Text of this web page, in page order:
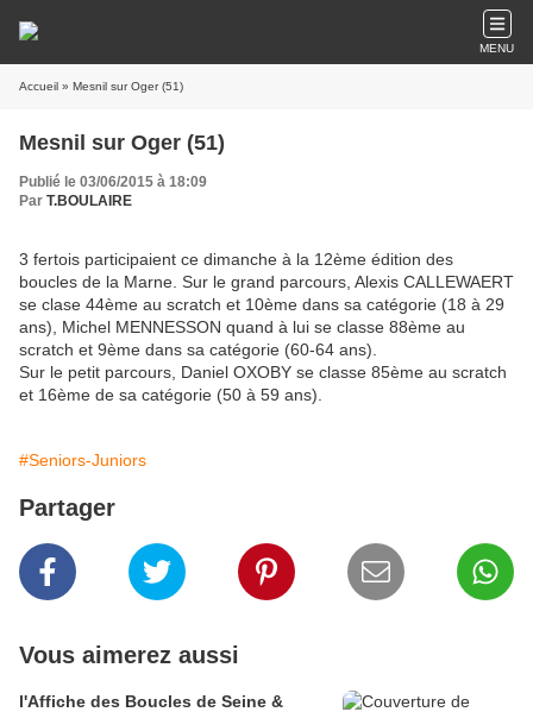
MENU
Accueil » Mesnil sur Oger (51)
Mesnil sur Oger (51)
Publié le 03/06/2015 à 18:09
Par T.BOULAIRE
3 fertois participaient ce dimanche à la 12ème édition des
boucles de la Marne. Sur le grand parcours, Alexis CALLEWAERT
se clase 44ème au scratch et 10ème dans sa catégorie (18 à 29
ans), Michel MENNESSON quand à lui se classe 88ème au
scratch et 9ème dans sa catégorie (60-64 ans).
Sur le petit parcours, Daniel OXOBY se classe 85ème au scratch
et 16ème de sa catégorie (50 à 59 ans).
#Seniors-Juniors
Partager
Vous aimerez aussi
l'Affiche des Boucles de Seine &